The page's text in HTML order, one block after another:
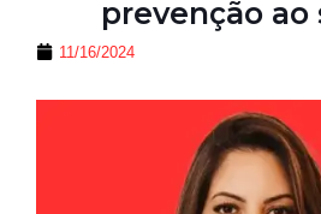
prevenção
11/16/2024